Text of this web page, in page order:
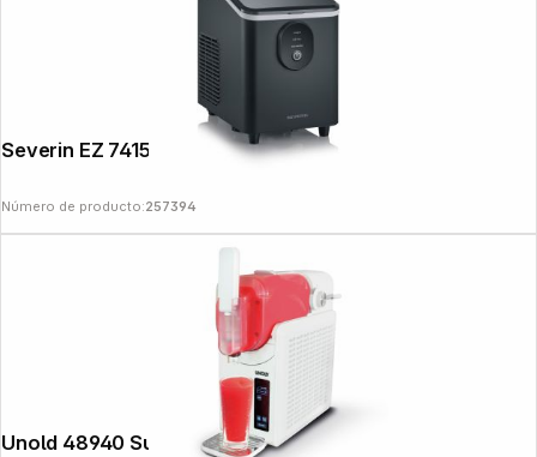
Severin EZ 7415 Ice Cube Maker
Número de producto:257394
Unold 48940 Susi slush ice maschine